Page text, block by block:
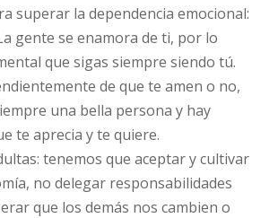
superar la dependencia emocional:
gente se enamora de ti, por lo
que sigas siempre siendo tú.
de que te amen o no,
una bella persona y hay
te aprecia y te quiere.
tenemos que aceptar y cultivar
no delegar responsabilidades
que los demás nos cambien o